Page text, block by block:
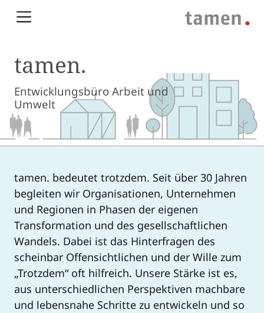
tamen.
Entwicklungsbüro Arbeit und
Umwelt
tamen. bedeutet trotzdem. Seit über 30 Jahren
begleiten wir Organisationen, Unternehmen
und Regionen in Phasen der eigenen
Transformation und des gesellschaftlichen
Wandels. Dabei ist das Hinterfragen des
scheinbar Offensichtlichen und der Wille zum
„Trotzdem“ oft hilfreich. Unsere Stärke ist es,
aus unterschiedlichen Perspektiven machbare
und lebensnahe Schritte zu entwickeln und so